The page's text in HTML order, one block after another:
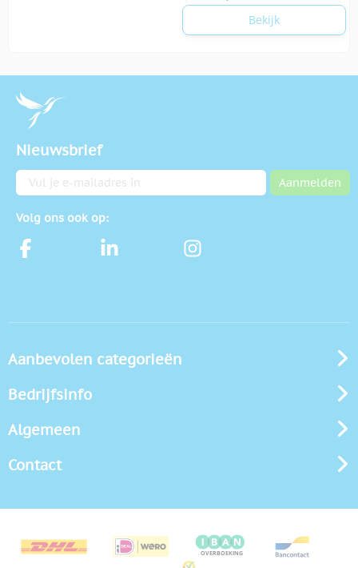
Bekijk
Nieuwsbrief
E-mailadres Aanmelden
Volg ons ook op:
Aanbevolen categorieën
Bedrijfsinfo
Algemeen
Contact